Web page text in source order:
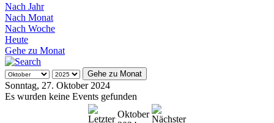
Nach Jahr
Nach Monat
Nach Woche
Heute
Gehe zu Monat
Gehe zu Monat
Sonntag, 27. Oktober 2024
Es wurden keine Events gefunden
Oktober